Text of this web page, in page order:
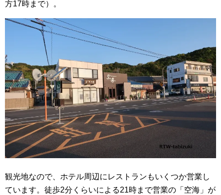
方17時まで）。
観光地なので、ホテル周辺にレストランもいくつか営業し
ています。徒歩2分くらいによる21時まで営業の「空海」が